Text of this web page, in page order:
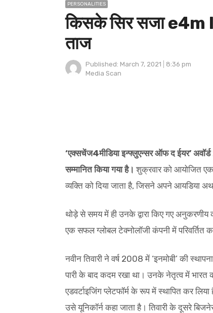
PERSONALITIES
किसके सिर सजा
ताज
Published: March 7, 2021
8:36 pm
Author
Media Scan
‘एक्सचेंज4मीडिया इन्फ्लुएन्सर ऑफ द ईयर’
सम्मानित किया गया है।शुक्रवार को आयोजित एक
व्यक्ति को दिया जाता है, जिसने अपने आयडिया
थोड़े से समय में ही उनके द्वारा किए गए अनुकरणीय
एक सफल ग्लोबल टेक्नोलॉजी कंपनी में परिवर्तित
नवीन तिवारी ने वर्ष 2008 में ‘इनमोबी’ की
पारी के बाद कदम रखा था। उनके नेतृत्व में भारत
एडवर्टाइजिंग प्लेटफॉर्म के रूप में स्थापित कर
उसे यूनिकॉर्न कहा जाता है। तिवारी के दूसरे